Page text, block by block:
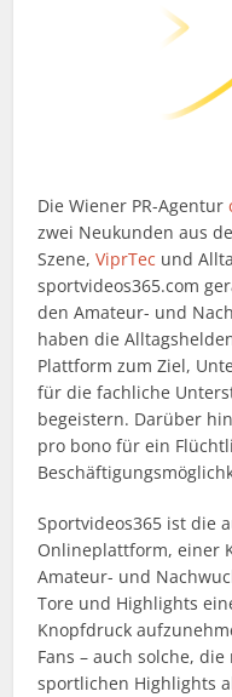
Die Wiener PR-Agentur
zwei Neukunden aus
Szene,ViprTec und
sportvideos365.com
den Amateur- und
haben die
Plattform zum Ziel,
für die fachliche
begeistern. Darüber
pro bono für ein
Sportvideos365 ist die
Onlineplattform, einer
Amateur- und
Tore und Highlights
Knopfdruck
Fans – auch solche,
sportlichen Highlights